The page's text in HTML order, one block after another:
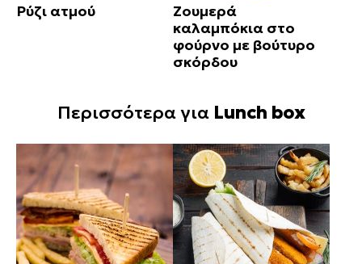
Ρύζι ατμού
Ζουμερά
καλαμπόκια στο
φούρνο με βούτυρο
σκόρδου
Περισσότερα για Lunch box